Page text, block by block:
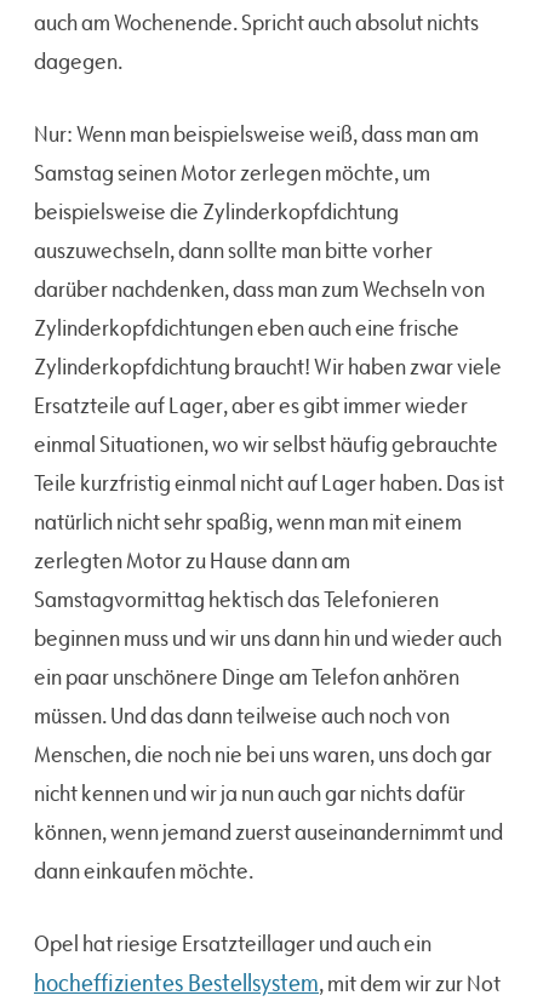
auch am Wochenende. Spricht auch absolut nichts
dagegen.
Nur: Wenn man beispielsweise weiß, dass man am
Samstag seinen Motor zerlegen möchte, um
beispielsweise die Zylinderkopfdichtung
auszuwechseln, dann sollte man bitte vorher
darüber nachdenken, dass man zum Wechseln von
Zylinderkopfdichtungen eben auch eine frische
Zylinderkopfdichtung braucht! Wir haben zwar viele
Ersatzteile auf Lager, aber es gibt immer wieder
einmal Situationen, wo wir selbst häufig gebrauchte
Teile kurzfristig einmal nicht auf Lager haben. Das ist
natürlich nicht sehr spaßig, wenn man mit einem
zerlegten Motor zu Hause dann am
Samstagvormittag hektisch das Telefonieren
beginnen muss und wir uns dann hin und wieder auch
ein paar unschönere Dinge am Telefon anhören
müssen. Und das dann teilweise auch noch von
Menschen, die noch nie bei uns waren, uns doch gar
nicht kennen und wir ja nun auch gar nichts dafür
können, wenn jemand zuerst auseinandernimmt und
dann einkaufen möchte.
Opel hat riesige Ersatzteillager und auch ein
hocheffizientes Bestellsystem, mit dem wir zur Not